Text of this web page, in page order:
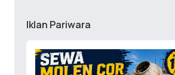
Iklan Pariwara